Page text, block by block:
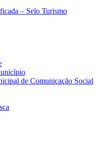
– Selo Turismo
de Comunicação Social